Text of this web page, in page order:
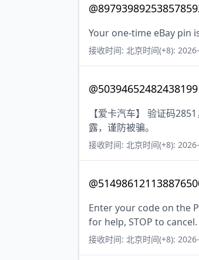
Your one-time eBay pin
接收时间: 北京时间(+8):
【爱卡汽车】 验证码
露，谨防被骗。
接收时间: 北京时间(+8):
Enter your code on the
for help, STOP to cancel.
接收时间: 北京时间(+8):